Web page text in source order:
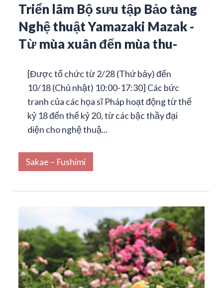
Triển lãm Bộ sưu tập Bảo tàng
Nghệ thuật Yamazaki Mazak -
Từ mùa xuân đến mùa thu-
[Được tổ chức từ 2/28 (Thứ bảy) đến
10/18 (Chủ nhật) 10:00-17:30] Các bức
tranh của các họa sĩ Pháp hoạt động từ thế
kỷ 18 đến thế kỷ 20, từ các bậc thầy đại
diện cho nghệ thuậ...
Sakae – Fushimi